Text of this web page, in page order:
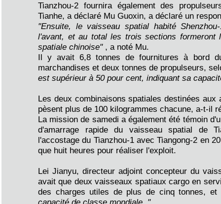
Tianzhou-2 fournira également des
Tianhe, a déclaré Mu Guoxin, a déclaré un
"Ensuite, le vaisseau spatial habité
l'avant, et au total les trois sections formeront
spatiale chinoise" , a noté Mu.
Il y avait 6,8 tonnes de fournitures à bord
marchandises et deux tonnes de propulseurs,
est supérieur à 50 pour cent, indiquant sa
Les deux combinaisons spatiales destinées
pèsent plus de 100 kilogrammes chacune, a-t-il
La mission de samedi a également été témoin
d'amarrage rapide du vaisseau spatial de
l'accostage du Tianzhou-1 avec Tiangong-2 en
que huit heures pour réaliser l'exploit.
Lei Jianyu, directeur adjoint concepteur du
avait que deux vaisseaux spatiaux cargo en
des charges utiles de plus de cinq tonnes,
capacité de classe mondiale. "